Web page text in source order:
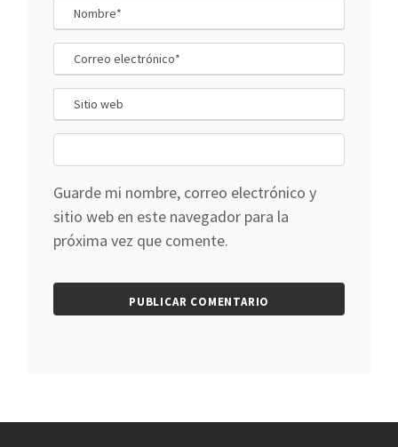
Guarde mi nombre, correo electrónico y
sitio web en este navegador para la
próxima vez que comente.